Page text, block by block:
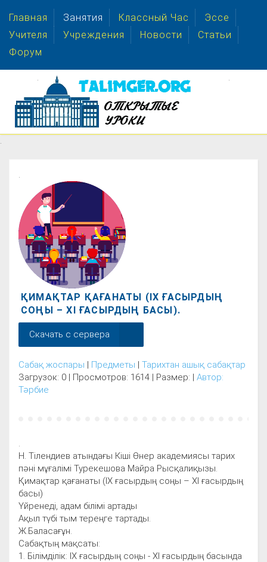
Главная Занятия Классный Час
Эссе
Учителя
Учреждения Новости
Статьи
Форум
.
.
ҚИМАҚТАР ҚАҒАНАТЫ (ІХ ҒАСЫРДЫҢ
СОҢЫ – ХІ ҒАСЫРДЫҢ БАСЫ).
Скачать с сервера
Сабақ жоспары | Предметы | Тарихтан ашық сабақтар
Загрузок: 0 | Просмотров: 1614 | Размер: | Автор:
Тәрбие
Н. Тілендиев атындағы Кіші Өнер академиясы тарих
пәні мұғалімі Турекешова Майра Рысқалиқызы.
Қимақтар қағанаты (ІХ ғасырдың соңы – ХІ ғасырдың
басы)
Үйренеді, адам білімі артады
Ақыл түбі тым тереңге тартады.
Ж.Баласағұн.
Сабақтың мақсаты:
1. Білімділік: ІХ ғасырдың соңы - ХІ ғасырдың басында
. .